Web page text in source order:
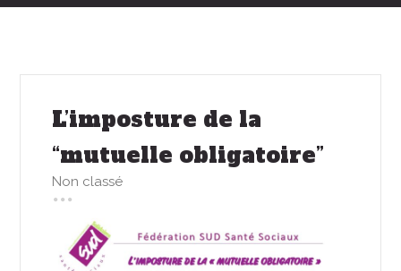
L’imposture de la
“mutuelle obligatoire”
Non classé